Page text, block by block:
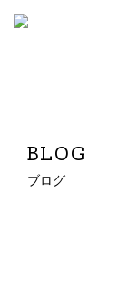
BLOG
ブログ